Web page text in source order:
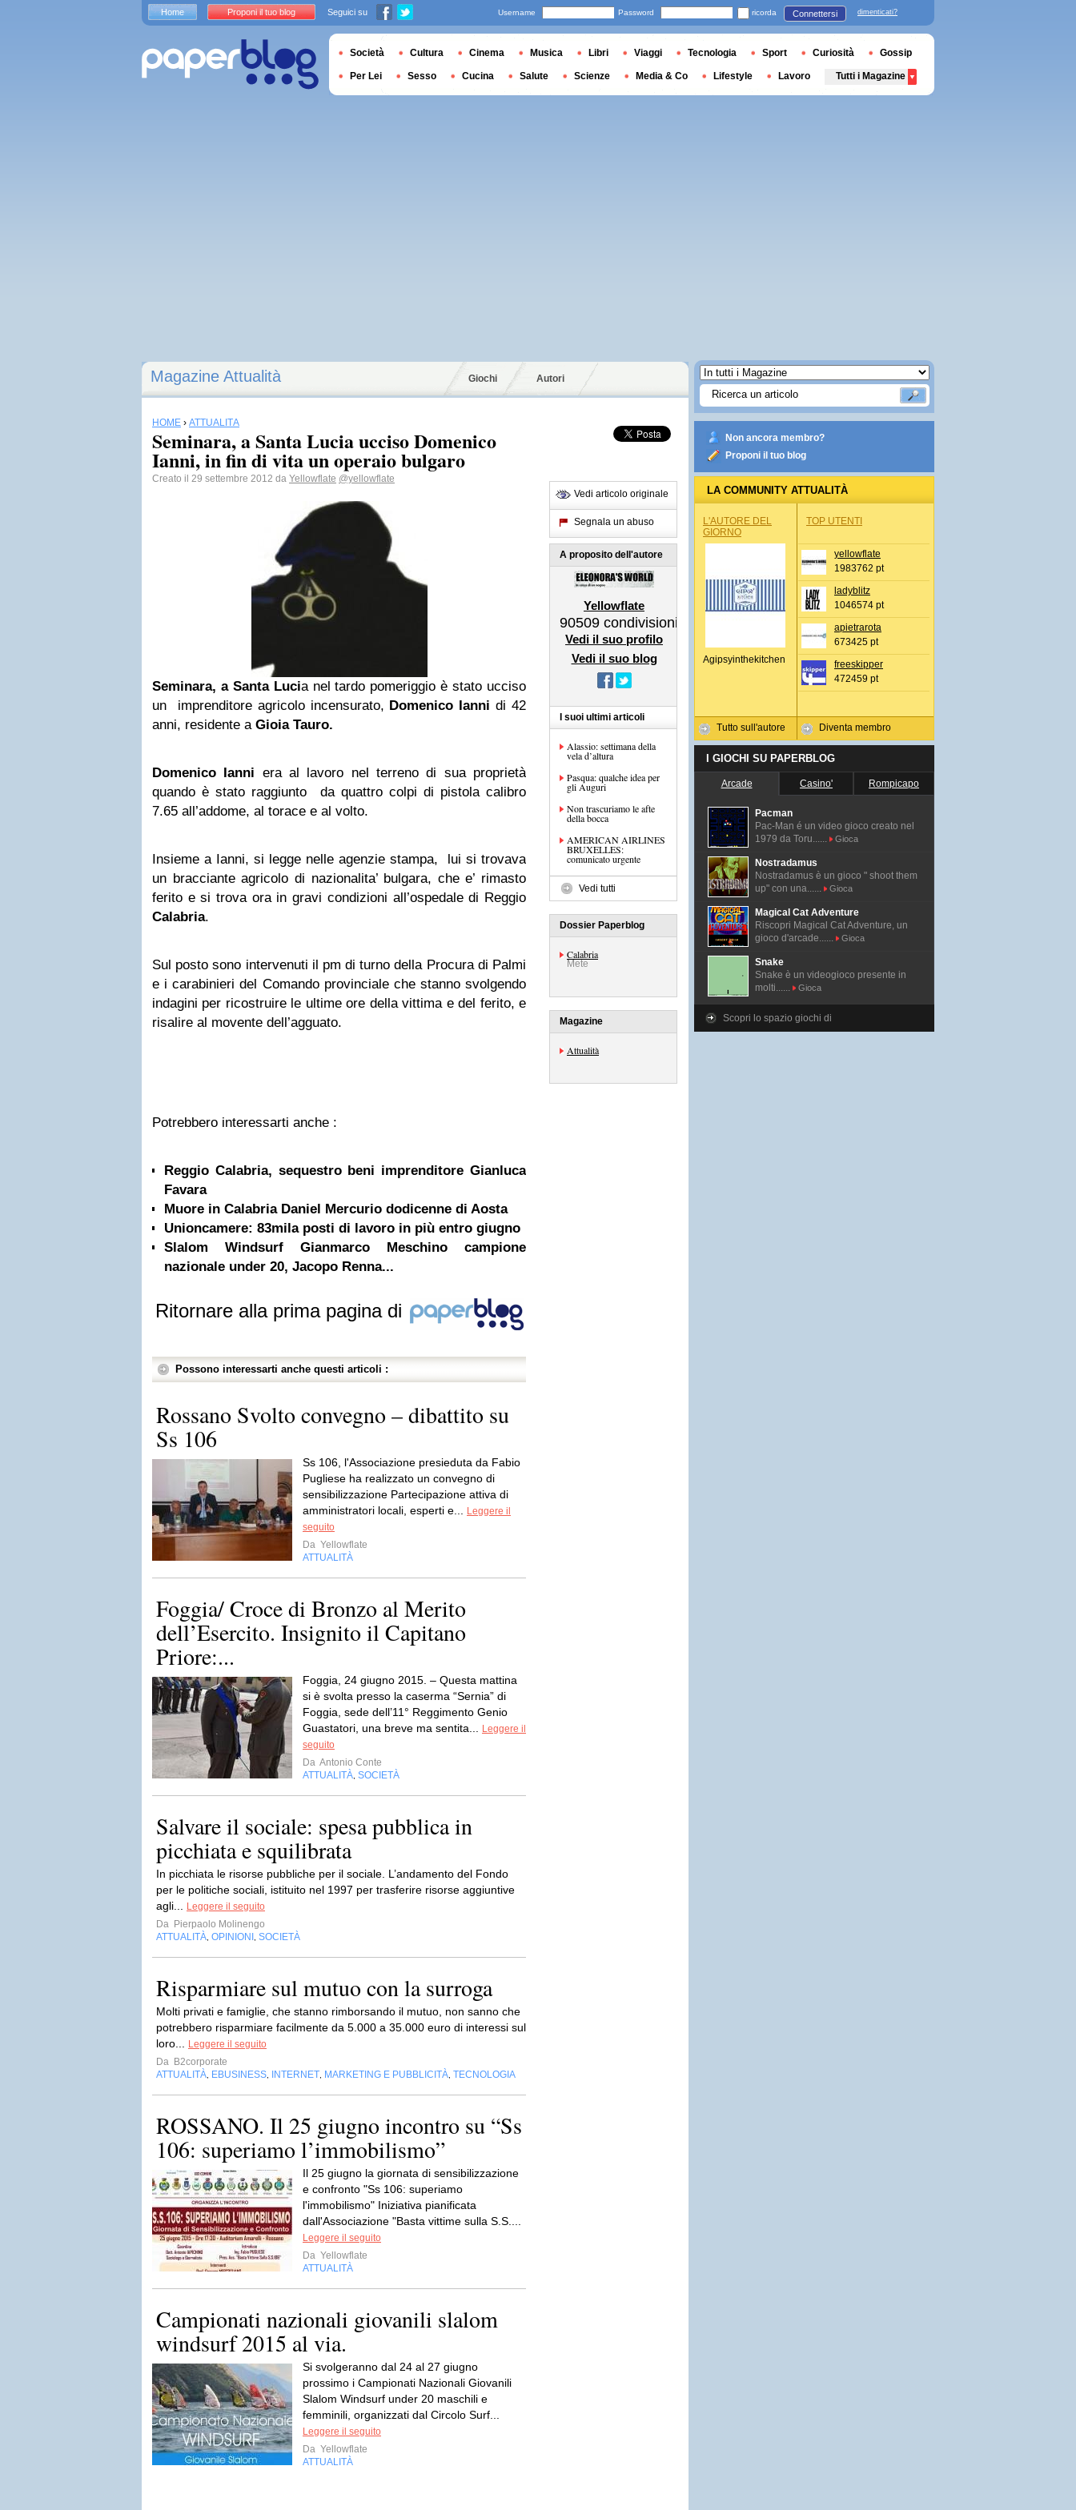
Magazine Attualità Giochi Autori
HOME › ATTUALITÀ
Seminara, a Santa Lucia ucciso Domenico
Ianni, in fin di vita un operaio bulgaro
Creato il 29 settembre 2012 da Yellowflate @yellowflate
Seminara, a Santa Lucia nel tardo pomeriggio è stato ucciso
un imprenditore agricolo incensurato, Domenico Ianni di 42
anni, residente a Gioia Tauro.
Domenico Ianni era al lavoro nel terreno di sua proprietà
quando è stato raggiunto da quattro colpi di pistola calibro
7.65 all’addome, al torace e al volto.
Insieme a Ianni, si legge nelle agenzie stampa, lui si trovava
un bracciante agricolo di nazionalita’ bulgara, che e’ rimasto
ferito e si trova ora in gravi condizioni all’ospedale di Reggio
Calabria.
Sul posto sono intervenuti il pm di turno della Procura di Palmi
e i carabinieri del Comando provinciale che stanno svolgendo
indagini per ricostruire le ultime ore della vittima e del ferito, e
risalire al movente dell’agguato.
Potrebbero interessarti anche :
Reggio Calabria, sequestro beni imprenditore Gianluca
Favara
Muore in Calabria Daniel Mercurio dodicenne di Aosta
Unioncamere: 83mila posti di lavoro in più entro giugno
Slalom Windsurf Gianmarco Meschino campione
nazionale under 20, Jacopo Renna...
Ritornare alla prima pagina di
Possono interessarti anche questi articoli :
Rossano Svolto convegno – dibattito su
Ss 106
Ss 106, l'Associazione presieduta da Fabio
Pugliese ha realizzato un convegno di
sensibilizzazione Partecipazione attiva di
amministratori locali, esperti e...
Leggere il
seguito
Da Yellowflate
ATTUALITÀ
Foggia/ Croce di Bronzo al Merito
dell’Esercito. Insignito il Capitano
Priore:...
Foggia, 24 giugno 2015. – Questa mattina
si è svolta presso la caserma “Sernia” di
Foggia, sede dell’11° Reggimento Genio
Guastatori, una breve ma sentita...
Leggere il
seguito
Da Antonio Conte
ATTUALITÀ SOCIETÀ
Salvare il sociale: spesa pubblica in
picchiata e squilibrata
In picchiata le risorse pubbliche per il sociale. L’andamento del Fondo
per le politiche sociali, istituito nel 1997 per trasferire risorse aggiuntive
agli...
Leggere il seguito
Da Pierpaolo Molinengo
ATTUALITÀ OPINIONI SOCIETÀ
Risparmiare sul mutuo con la surroga
Molti privati e famiglie, che stanno rimborsando il mutuo, non sanno che
potrebbero risparmiare facilmente da 5.000 a 35.000 euro di interessi sul
loro...
Leggere il seguito
Da B2corporate
ATTUALITÀ EBUSINESS INTERNET MARKETING E PUBBLICITÀ TECNOLOGIA
ROSSANO. Il 25 giugno incontro su “Ss
106: superiamo l’immobilismo”
Il 25 giugno la giornata di sensibilizzazione
e confronto "Ss 106: superiamo
l'immobilismo" Iniziativa pianificata
dall'Associazione "Basta vittime sulla S.S....
Leggere il seguito
Da Yellowflate
ATTUALITÀ
Campionati nazionali giovanili slalom
windsurf 2015 al via.
Si svolgeranno dal 24 al 27 giugno
prossimo i Campionati Nazionali Giovanili
Slalom Windsurf under 20 maschili e
femminili, organizzati dal Circolo Surf...
Leggere il seguito
Da Yellowflate
ATTUALITÀ
Vedi articolo originale
Segnala un abuso
A proposito dell'autore
Yellowflate
90509 condivisioni
Vedi il suo profilo
Vedi il suo blog
I suoi ultimi articoli
Alassio: settimana della
vela d’altura
Pasqua: qualche idea per
gli Auguri
Non trascuriamo le afte
della bocca
AMERICAN AIRLINES
BRUXELLES:
comunicato urgente
Vedi tutti
Dossier Paperblog
Calabria
Mete
Magazine
Attualità
Non ancora membro?
Proponi il tuo blog
LA COMMUNITY ATTUALITÀ
L'AUTORE DEL
GIORNO
Agipsyinthekitchen
Tutto sull'autore
TOP UTENTI
yellowflate
1983762 pt
ladyblitz
1046574 pt
apietrarota
673425 pt
freeskipper
472459 pt
Diventa membro
I GIOCHI SU PAPERBLOG
Arcade Casino' Rompicapo
Pacman
Pac-Man é un video gioco creato nel
1979 da Toru......
Gioca
Nostradamus
Nostradamus è un gioco " shoot them
up" con una......
Gioca
Magical Cat Adventure
Riscopri Magical Cat Adventure, un
gioco d'arcade......
Gioca
Snake
Snake è un videogioco presente in
molti......
Gioca
Scopri lo spazio giochi di
Home Proponi il tuo blog Seguici su Username Password ricorda Connettersi dimenticati?
Società Cultura Cinema Musica Libri Viaggi Tecnologia Sport Curiosità Gossip
Per Lei Sesso Cucina Salute Scienze Media & Co Lifestyle Lavoro Tutti i Magazine